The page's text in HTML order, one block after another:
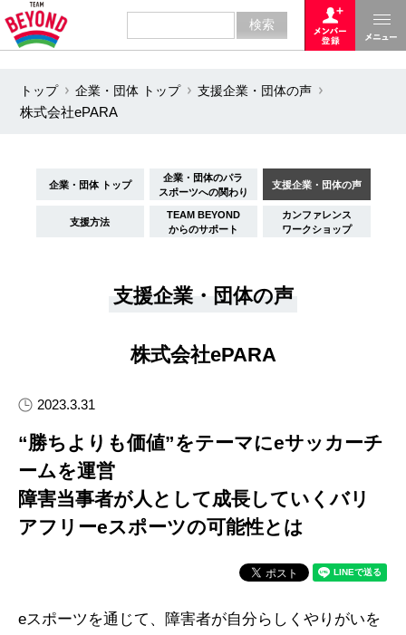
トップ 企業・団体 トップ
支援企業・団体の声
株式会社ePARA
企業・団体 トップ
企業・団体のパラ
スポーツへの関わり
支援企業・団体の声
支援方法
TEAM BEYOND
からのサポート
カンファレンス
ワークショップ
支援企業・団体の声
株式会社ePARA
2023.3.31
“勝ちよりも価値”をテーマにeサッカーチ
ームを運営
障害当事者が人として成長していくバリ
アフリーeスポーツの可能性とは
eスポーツを通じて、障害者が自分らしくやりがいを